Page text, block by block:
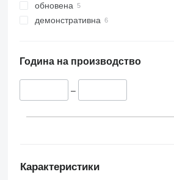
обновена
демонстративна
Година на производство
–
Карактеристики